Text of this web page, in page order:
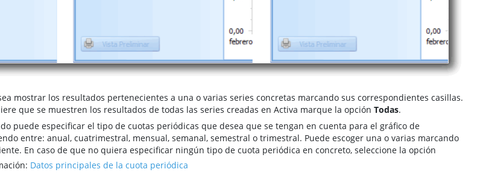
mostrar los resultados pertenecientes a una o varias series concretas marcando sus correspondientes casillas.
que se muestren los resultados de todas las series creadas en Activa marque la opción Todas.
puede especificar el tipo de cuotas periódicas que desea que se tengan en cuenta para el gráfico de
entre: anual, cuatrimestral, mensual, semanal, semestral o trimestral. Puede escoger una o varias marcando
En caso de que no quiera especificar ningún tipo de cuota periódica en concreto, seleccione la opción
Datos principales de la cuota periódica